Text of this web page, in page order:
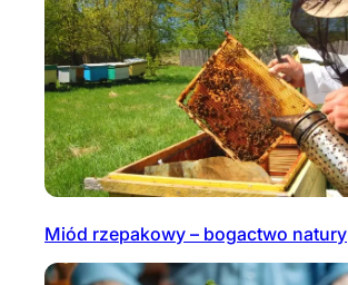
Miód rzepakowy – bogactwo natury